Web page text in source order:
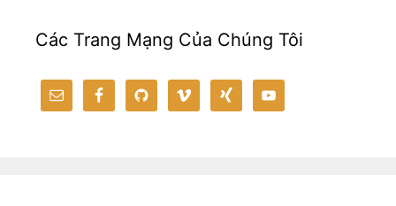
Các Trang Mạng Của Chúng Tôi